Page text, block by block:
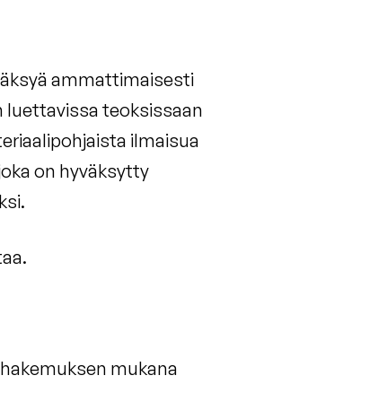
ammattimaisesti
luettavissa teoksissaan
ilmaisua
on hyväksytty
mukana